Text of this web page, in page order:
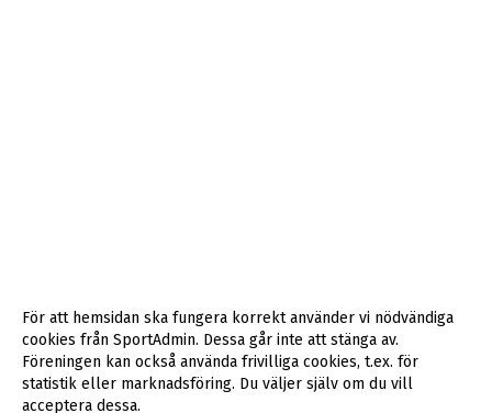
För att hemsidan ska fungera korrekt använder vi nödvändiga
cookies från SportAdmin. Dessa går inte att stänga av.
Föreningen kan också använda frivilliga cookies, t.ex. för
statistik eller marknadsföring. Du väljer själv om du vill
acceptera dessa.